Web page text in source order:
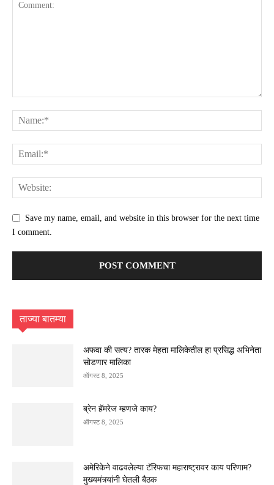
Save my name, email, and website in this browser for the next time
I comment.
ताज्या बातम्या
अफवा की सत्य? तारक मेहता मालिकेतील हा प्रसिद्ध अभिनेता
सोडणार मालिका
ऑगस्ट 8, 2025
ब्रेन हॅमरेज म्हणजे काय?
ऑगस्ट 8, 2025
अमेरिकेने वाढवलेल्या टॅरिफचा महाराष्ट्रावर काय परिणाम?
मुख्यमंत्र्यांनी घेतली बैठक